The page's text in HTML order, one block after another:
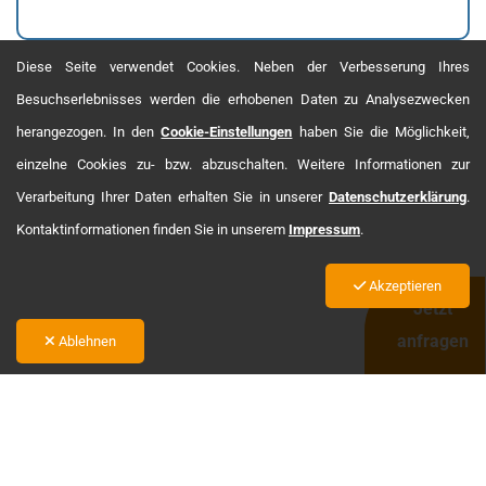
Jetzt
anfragen
Diese Seite verwendet Cookies. Neben der Verbesserung Ihres
Besuchserlebnisses werden die erhobenen Daten zu Analysezwecken
herangezogen. In denCookie-Einstellungen haben Sie die Möglichkeit,
einzelne Cookies zu- bzw. abzuschalten. Weitere Informationen zur
Verarbeitung Ihrer Daten erhalten Sie in unserer Datenschutzerklärung.
Kontaktinformationen finden Sie in unserem Impressum.
Akzeptieren
Ablehnen